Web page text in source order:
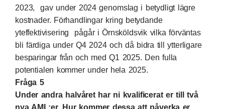
2023, gav under 2024 genomslag i betydligt lägre
kostnader. Förhandlingar kring betydande
yteffektivisering pågår i Örnsköldsvik vilka förväntas
bli färdiga under Q4 2024 och då bidra till ytterligare
besparingar från och med Q1 2025. Den fulla
potentialen kommer under hela 2025.
Fråga 5
Under andra halvåret har ni kvalificerat er till två
nya AML:er. Hur kommer dessa att påverka er